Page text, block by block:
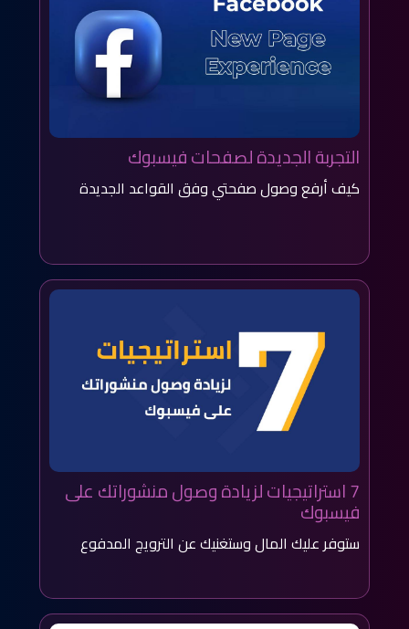
التجربة الجديدة لصفحات فيسبوك
كيف أرفع وصول صفحتي وفق القواعد الجديدة
7 استراتيجيات لزيادة وصول منشوراتك على
فيسبوك
ستوفر عليك المال وستغنيك عن الترويج المدفوع